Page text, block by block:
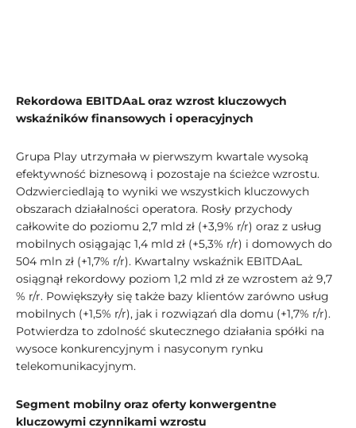
Rekordowa EBITDAaL oraz wzrost kluczowych
wskaźników finansowych i operacyjnych
Grupa Play utrzymała w pierwszym kwartale wysoką
efektywność biznesową i pozostaje na ścieżce wzrostu.
Odzwierciedlają to wyniki we wszystkich kluczowych
obszarach działalności operatora. Rosły przychody
całkowite do poziomu 2,7 mld zł (+3,9% r/r) oraz z usług
mobilnych osiągając 1,4 mld zł (+5,3% r/r) i domowych do
504 mln zł (+1,7% r/r). Kwartalny wskaźnik EBITDAaL
osiągnął rekordowy poziom 1,2 mld zł ze wzrostem aż 9,7
% r/r. Powiększyły się także bazy klientów zarówno usług
mobilnych (+1,5% r/r), jak i rozwiązań dla domu (+1,7% r/r).
Potwierdza to zdolność skutecznego działania spółki na
wysoce konkurencyjnym i nasyconym rynku
telekomunikacyjnym.
Segment mobilny oraz oferty konwergentne
kluczowymi czynnikami wzrostu